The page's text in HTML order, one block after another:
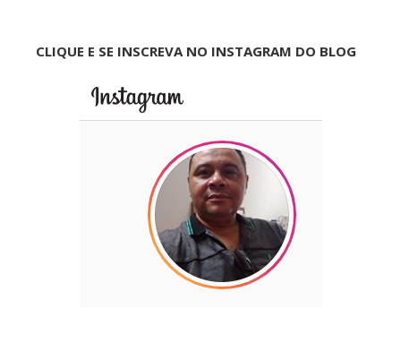
CLIQUE E SE INSCREVA NO INSTAGRAM DO BLOG